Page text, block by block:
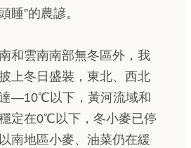
睡”的農諺。
和雲南南部無冬區外，我
上冬日盛裝，東北、西北
—10℃以下，黃河流域和
定在0℃以下，冬小麥已停
南地區小麥、油菜仍在緩